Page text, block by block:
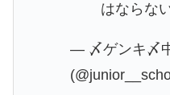
はならな
— 〆ゲンキ〆